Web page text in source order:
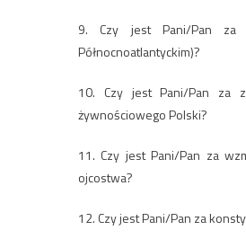
9. Czy jest Pani/Pan za
Północnoatlantyckim)?
10. Czy jest Pani/Pan za
żywnościowego Polski?
11. Czy jest Pani/Pan za
ojcostwa?
12. Czy jest Pani/Pan za